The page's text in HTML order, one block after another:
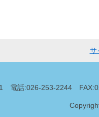
サ
1 電話:026-253-2244